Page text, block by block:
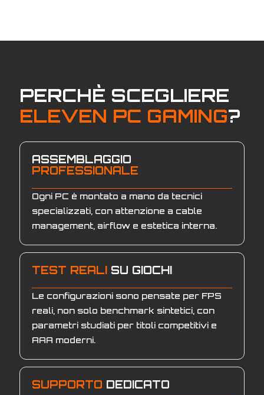
PERCHÈ SCEGLIERE
ELEVEN PC GAMING?
ASSEMBLAGGIO
PROFESSIONALE
Ogni PC è montato a mano da tecnici
specializzati, con attenzione a cable
management, airflow e estetica interna.
TEST REALI SU GIOCHI
Le configurazioni sono pensate per FPS
reali, non solo benchmark sintetici, con
parametri studiati per titoli competitivi e
AAA moderni.
SUPPORTO DEDICATO